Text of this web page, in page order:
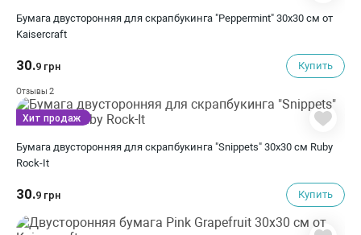
Бумага двусторонняя для скрапбукинга "Peppermint" 30х30 см от
Kaisercraft
30.9 грн Купить
Отзывы 2
Бумага двусторонняя для скрапбукинга "Snippets" 30х30 см Ruby
Rock-It
30.9 грн Купить
Хит продаж